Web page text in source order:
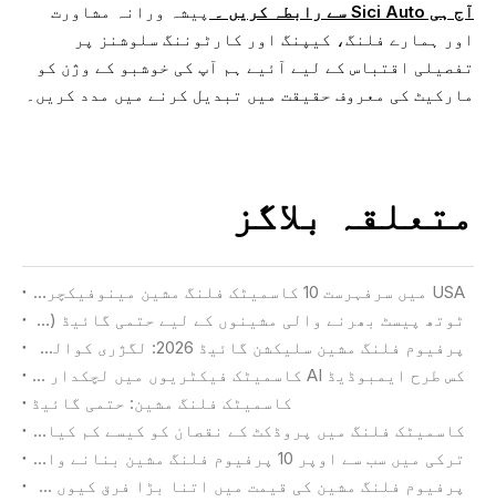
آج ہی Sici Auto سے رابطہ کریں ۔
پیشہ ورانہ مشاورت
اور ہمارے فلنگ، کیپنگ اور کارٹوننگ سلوشنز پر
تفصیلی اقتباس کے لیے آئیے ہم آپ کی خوشبو کے وژن کو
مارکیٹ کی معروف حقیقت میں تبدیل کرنے میں مدد کریں۔
متعلقہ بلاگز
USA میں سرفہرست 10 کاسمیٹک فلنگ مشین مینوفیکچررز
ٹوتھ پیسٹ بھرنے والی مشینوں کے لیے حتمی گائیڈ (2026)
پرفیوم فلنگ مشین سلیکشن گائیڈ 2026: لگژری کوالٹی اور زیادہ سے زیادہ پیداوار حاصل کرنا
کس طرح ایمبوڈیڈ AI کاسمیٹک فیکٹریوں میں لچکدار مینوفیکچرنگ کی نئی تعریف کرتا ہے۔
کاسمیٹک فلنگ مشین: حتمی گائیڈ
کاسمیٹک فلنگ میں پروڈکٹ کے نقصان کو کیسے کم کیا جائے۔
ترکی میں سب سے اوپر 10 پرفیوم فلنگ مشین بنانے والے
پرفیوم فلنگ مشین کی قیمت میں اتنا بڑا فرق کیوں ہے؟